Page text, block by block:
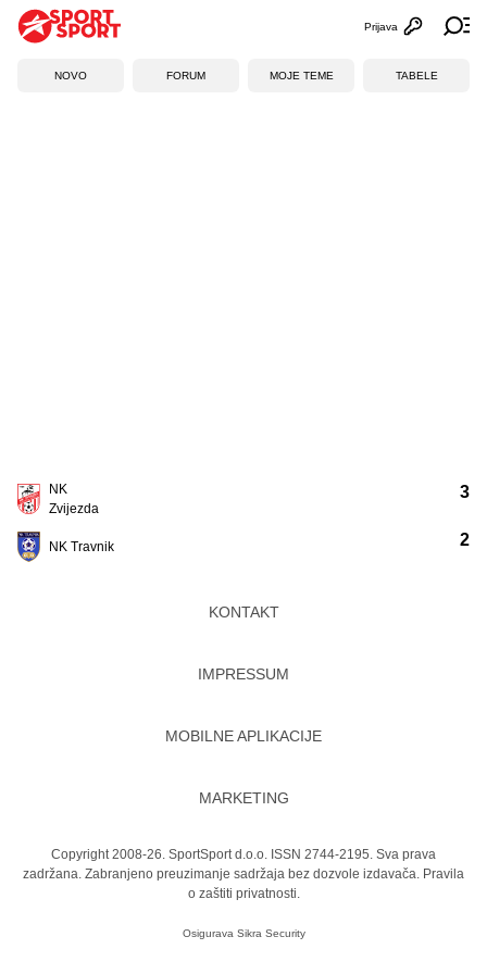
Otvori
Prijava
NOVO FORUM MOJE TEME TABELE
NK
Zvijezda
NK Travnik
3
2
KONTAKT
IMPRESSUM
MOBILNE APLIKACIJE
MARKETING
Copyright 2008-26. SportSport d.o.o. ISSN 2744-2195. Sva prava
zadržana. Zabranjeno preuzimanje sadržaja bez dozvole izdavača. Pravila
o zaštiti privatnosti.
Osigurava Sikra Security